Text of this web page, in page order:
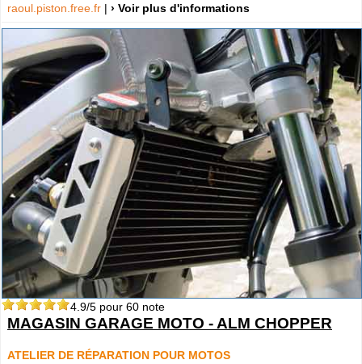
raoul.piston.free.fr | › Voir plus d'informations
4.9/5 pour 60 note
MAGASIN GARAGE MOTO - ALM CHOPPER
ATELIER DE RÉPARATION POUR MOTOS